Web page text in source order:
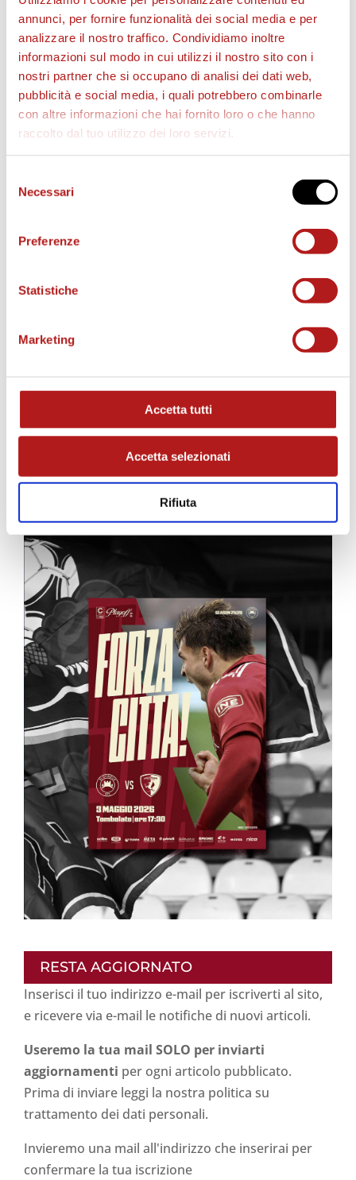
annunci, per fornire funzionalità dei social media e per
analizzare il nostro traffico. Condividiamo inoltre
informazioni sul modo in cui utilizzi il nostro sito con i
nostri partner che si occupano di analisi dei dati web,
pubblicità e social media, i quali potrebbero combinarle
con altre informazioni che hai fornito loro o che hanno
raccolto dal tuo utilizzo dei loro servizi.
delNecessari
Preferenze
Statistiche
Marketing
Accetta tutti
Accetta selezionati
Rifiuta
BIGLIETTI
AS CITTADELLA STORE
MATCH PROGRAM
RESTA AGGIORNATO
Inserisci il tuo indirizzo e-mail per iscriverti al sito,
e ricevere via e-mail le notifiche di nuovi articoli.
Useremo la tua mail SOLO per inviarti
aggiornamenti per ogni articolo pubblicato.
Prima di inviare leggi la nostra politica su
trattamento dei dati personali.
Invieremo una mail all'indirizzo che inserirai per
confermare la tua iscrizione